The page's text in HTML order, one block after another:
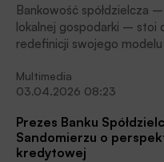
Bankowość spółdzielcza
lokalnej gospodarki – stoi
redefinicji swojego
czwartej edycji
Bankowości Spółdzielczej.
Multimedia
03.04.2026 08:23
Prezes Banku
Sandomierzu o
kredytowej